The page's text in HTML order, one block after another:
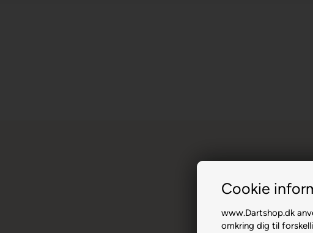
Cookie
www.Dartshop.dk
omkring dig til